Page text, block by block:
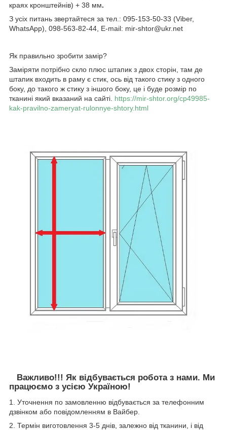
краях кронштейнів) + 38 мм.
З усіх питань звертайтеся за тел.: 095-153-50-33 (Viber,
WhatsApp), 098-563-82-44, E-mail: mir-shtor@ukr.net
Як правильно зробити замір?
Заміряти потрібно скло плюс штапик з двох сторін, там де
штапик входить в раму є стик, ось від такого стику з одного
боку, до такого ж стику з іншого боку, це і буде розмір по
тканині який вказаний на сайті. https://mir-shtor.org/cp49985-
kak-pravilno-zameryat-rulonnye-shtory.html
Важливо!!! Як відбувається робота з нами. Ми
працюємо з усією Україною!
1. Уточнення по замовленню відбувається за телефонним
дзвінком або повідомленням в Вайбер.
2. Термін виготовлення 3-5 днів, залежно від тканини, і від